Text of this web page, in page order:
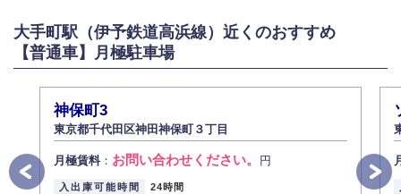
大手町駅（伊予鉄道高浜線）近くのおすすめ
【普通車】月極駐車場
神保町3
東京都千代田区神田神保町３丁目
月極賃料： お問い合わせください。 円
入出庫可能時間
24時間